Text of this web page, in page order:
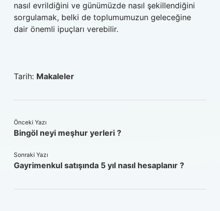
nasıl evrildiğini ve günümüzde nasıl şekillendiğini
sorgulamak, belki de toplumumuzun geleceğine
dair önemli ipuçları verebilir.
Tarih: Makaleler
Önceki Yazı
Bingöl neyi meşhur yerleri ?
Sonraki Yazı
Gayrimenkul satışında 5 yıl nasıl hesaplanır ?